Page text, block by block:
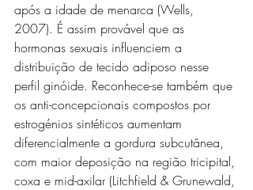
após a idade de menarca (Wells,
2007). É assim provável que as
hormonas sexuais influenciem a
distribuição de tecido adiposo nesse
perfil ginóide. Reconhece-se também que
os anti-concepcionais compostos por
estrogénios sintéticos aumentam
diferencialmente a gordura subcutânea,
com maior deposição na região tricipital,
coxa e mid-axilar (Litchfield & Grunewald,